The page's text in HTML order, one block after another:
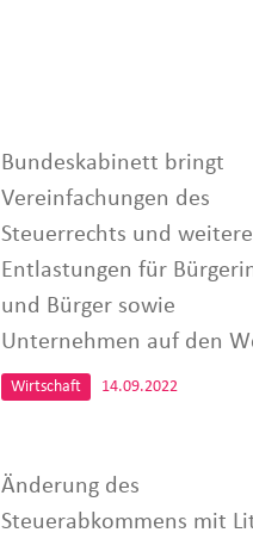
Bundeskabinett bringt
Vereinfachungen des
Steuerrechts und weitere
Entlastungen für
und Bürger sowie
Unternehmen auf den
Wirtschaft 14.09.2022
Änderung des
Steuerabkommens mit